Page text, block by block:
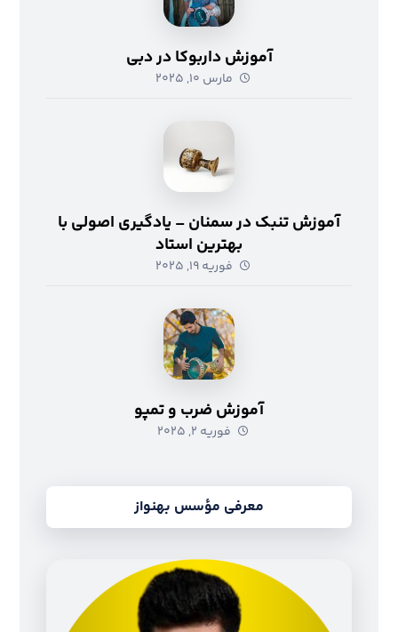
آموزش داربوکا در دبی
مارس ۱۰, ۲۰۲۵
آموزش تنبک در سمنان – یادگیری اصولی با
بهترین استاد
فوریه ۱۹, ۲۰۲۵
آموزش ضرب و تمپو
فوریه ۲, ۲۰۲۵
معرفی مؤسس بهنواز